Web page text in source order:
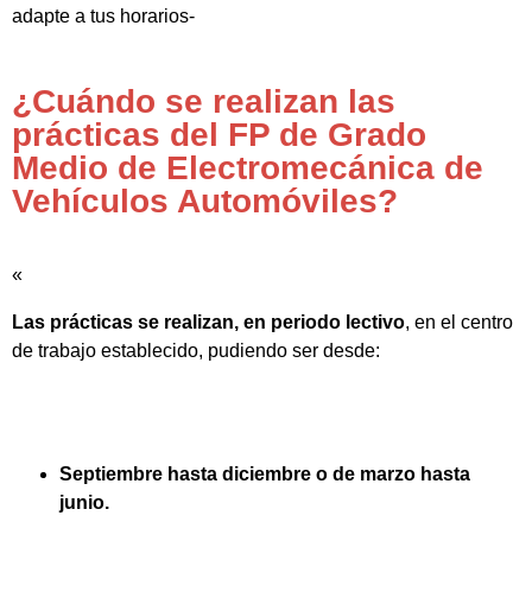
adapte a tus horarios-
¿Cuándo se realizan las
prácticas del FP de Grado
Medio de Electromecánica de
Vehículos Automóviles?
«
Las prácticas se realizan, en periodo lectivo, en el centro
de trabajo establecido, pudiendo ser desde:
Septiembre hasta diciembre o de marzo hasta
junio.